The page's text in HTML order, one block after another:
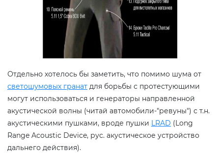
Отдельно хотелось бы заметить, что помимо шума от
светошумовых гранат для борьбы с протестующими
могут использоваться и генераторы направленной
акустической волны (читай автомобили-"ревуны") с т.н.
акустическими пушками, вроде пушки LRAD (Long
Range Acoustic Device, рус. акустическое устройство
дальнего действия).